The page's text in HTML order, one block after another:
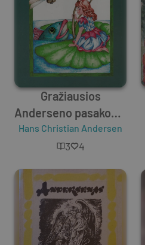
Gražiausios
Anderseno pasakos. 1
dalis
Hans Christian Andersen
3 4